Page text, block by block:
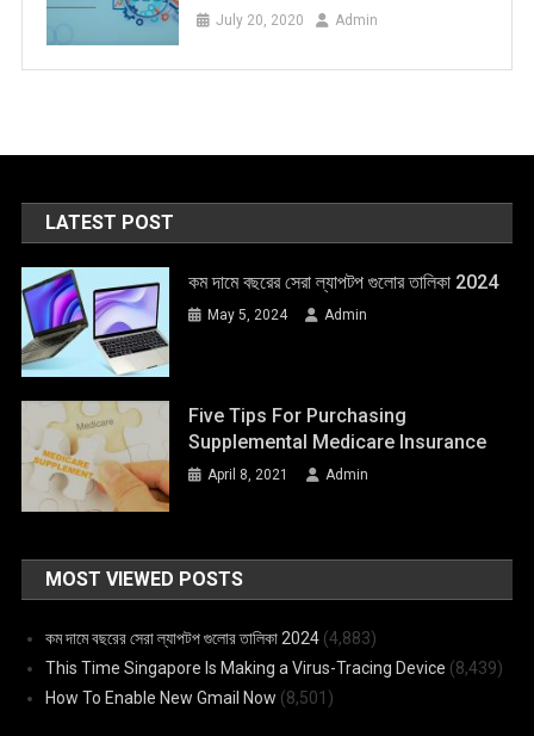
July 20, 2020 Admin
LATEST POST
কম দামে বছরের সেরা ল্যাপটপ গুলোর তালিকা 2024
May 5, 2024 Admin
Five Tips For Purchasing
Supplemental Medicare Insurance
April 8, 2021 Admin
MOST VIEWED POSTS
কম দামে বছরের সেরা ল্যাপটপ গুলোর তালিকা 2024 (4,883)
This Time Singapore Is Making a Virus-Tracing Device (8,439)
How To Enable New Gmail Now (8,501)